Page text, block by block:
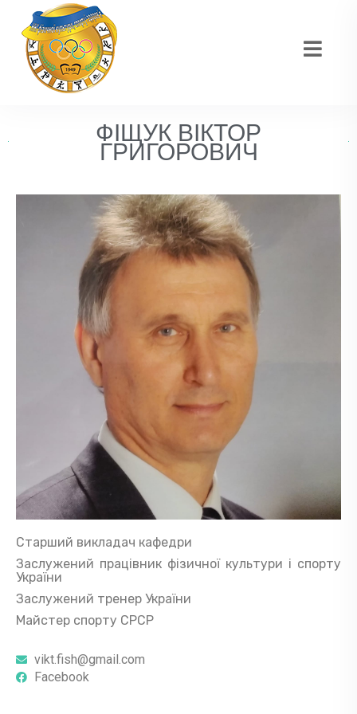
ФІЩУК ВІКТОР
ГРИГОРОВИЧ
Старший викладач кафедри
Заслужений працівник фізичної культури і спорту
України
Заслужений тренер України
Майстер спорту СРСР
vikt.fish@gmail.com
Facebook